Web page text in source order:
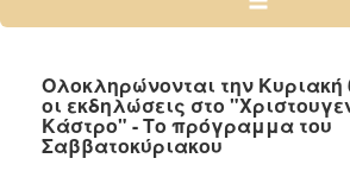
2024
2022
2021
Ολοκληρώνονται την Κυριακή
οι εκδηλώσεις στο
Κάστρο" - Το πρόγραμμα του
Σαββατοκύριακου